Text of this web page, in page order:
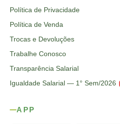
Política de Privacidade
Política de Venda
Trocas e Devoluções
Trabalhe Conosco
Transparência Salarial
Igualdade Salarial — 1° Sem/2026
APP